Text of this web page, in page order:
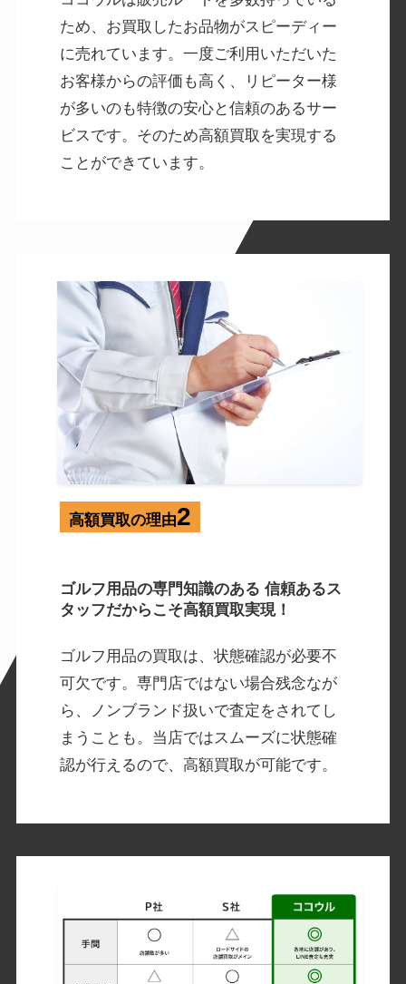
ため、お買取したお品物がスピーディー
に売れています。一度ご利用いただいた
お客様からの評価も高く、リピーター様
が多いのも特徴の安心と信頼のあるサー
ビスです。そのため高額買取を実現する
ことができています。
高額買取の理由2
ゴルフ用品の専門知識のある 信頼あるス
タッフだからこそ高額買取実現！
ゴルフ用品の買取は、状態確認が必要不
可⽋です。専⾨店ではない場合残念なが
ら、ノンブランド扱いで査定をされてし
まうことも。当店ではスムーズに状態確
認が⾏えるので、高額買取が可能です。